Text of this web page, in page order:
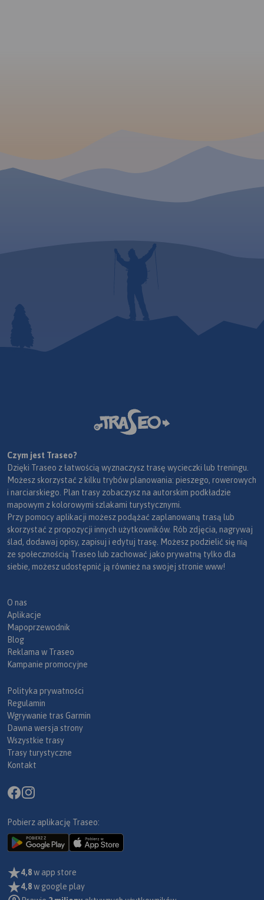
Czym jest Traseo?
Dzięki Traseo z łatwością wyznaczysz trasę wycieczki lub treningu.
Możesz skorzystać z kilku trybów planowania: pieszego, rowerowych
i narciarskiego. Plan trasy zobaczysz na autorskim podkładzie
mapowym z kolorowymi szlakami turystycznymi.
Przy pomocy aplikacji możesz podążać zaplanowaną trasą lub
skorzystać z propozycji innych użytkowników. Rób zdjęcia, nagrywaj
ślad, dodawaj opisy, zapisuj i edytuj trasę. Możesz podzielić się nią
ze społecznością Traseo lub zachować jako prywatną tylko dla
siebie, możesz udostępnić ją również na swojej stronie www!
O nas
Aplikacje
Mapoprzewodnik
Blog
Reklama w Traseo
Kampanie promocyjne
Polityka prywatności
Regulamin
Wgrywanie tras Garmin
Dawna wersja strony
Wszystkie trasy
Trasy turystyczne
Kontakt
Pobierz aplikację Traseo:
4,8w app store
4,8w google play